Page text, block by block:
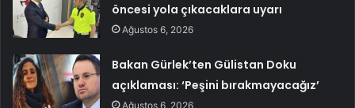
öncesi yola çıkacaklara uyarı
Ağustos 6, 2026
Bakan Gürlek’ten Gülistan Doku
açıklaması: ‘Peşini bırakmayacağız’
Ağustos 6, 2026